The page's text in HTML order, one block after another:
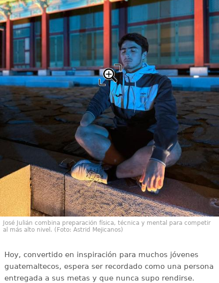
José Julián combina preparación física, técnica y mental para competir
al más alto nivel. (Foto: Astrid Mejicanos)
Hoy, convertido en inspiración para muchos jóvenes
guatemaltecos, espera ser recordado como una persona
entregada a sus metas y que nunca supo rendirse.